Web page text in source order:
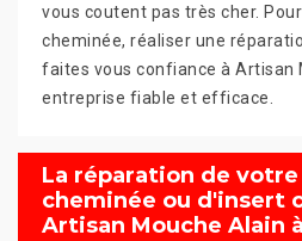
vous coutent pas très cher.
cheminée, réaliser une
faites vous confiance à Artisan
entreprise fiable et efficace.
La réparation de
cheminée ou d'insert
Artisan Mouche Alain